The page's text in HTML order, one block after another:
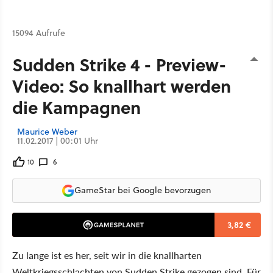
15094 Aufrufe
Sudden Strike 4 - Preview-
Video: So knallhart werden
die Kampagnen
Maurice Weber
11.02.2017 | 00:01 Uhr
10 6
GameStar bei Google bevorzugen
3,82 €
Zu lange ist es her, seit wir in die knallharten